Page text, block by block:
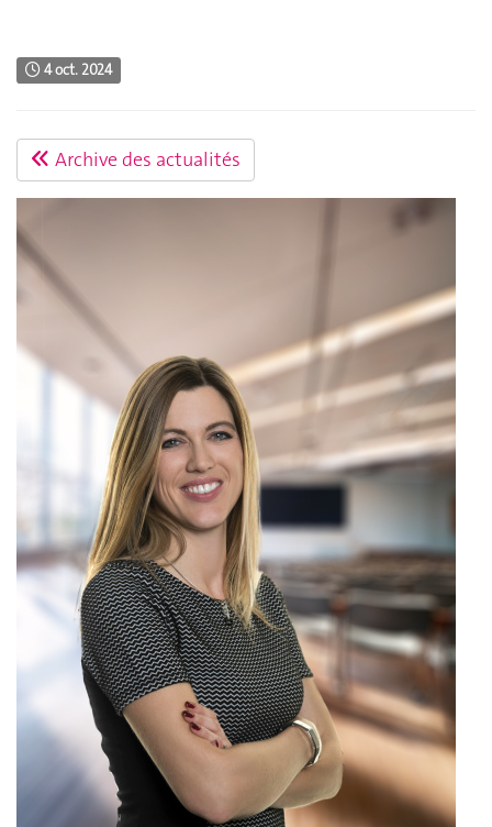
4 oct. 2024
Archive des actualités